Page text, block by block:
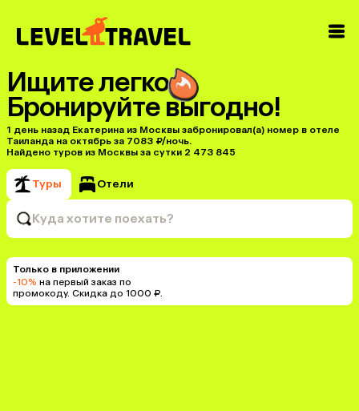
Ищите легко
Бронируйте выгодно!
1 день назад Екатерина из Москвы забронировал(а) номер в отеле
Таиланда на октябрь за 7083 ₽/ночь.
Найдено туров из Москвы за сутки 2 473 845
Туры Отели
Куда хотите поехать?
Только в приложении
-10% на первый заказ по
промокоду. Скидка до 1000 ₽.